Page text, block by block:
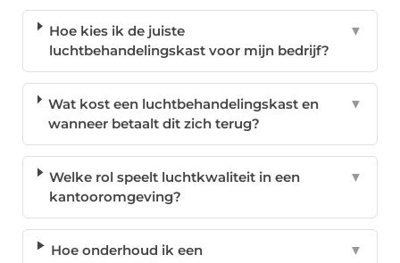
Hoe kies ik de juiste
luchtbehandelingskast voor mijn bedrijf?
▼
Wat kost een luchtbehandelingskast en
wanneer betaalt dit zich terug?
▼
Welke rol speelt luchtkwaliteit in een
kantooromgeving?
▼
Hoe onderhoud ik een
▼